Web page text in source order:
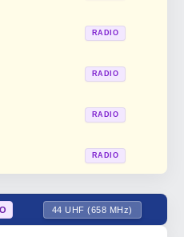
RADIO
RADIO
RADIO
RADIO
44 UHF (658 MHz)